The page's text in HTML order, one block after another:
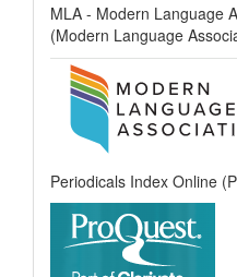
MLA - Modern Language
(Modern Language
Periodicals Index Online